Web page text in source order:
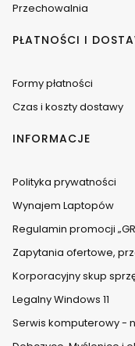
Przechowalnia
PŁATNOŚCI I
Formy płatności
Czas i koszty dostawy
INFORMACJE
Polityka prywatności
Wynajem Laptopów
Regulamin promocji
Zapytania ofertowe,
Korporacyjny skup
Legalny Windows 11
Serwis komputerowy -